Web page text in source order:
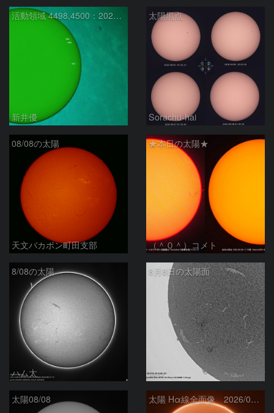
活動領域 4498,4500：2026/08/08
新井優
太陽黒点
Sorachu-hai
08/08の太陽
天文バカボン町田支部
★本日の太陽★
（＾０＾）コメト
8/08の太陽
ハム太
8月8日の太陽面
ta-o
太陽08/08 太陽 Hα線全面像 2026/08/08